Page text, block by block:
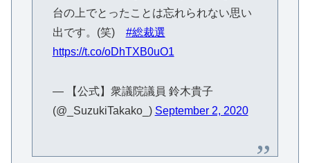
台の上でとったことは忘れられない思い
出です。(笑) #総裁選
https://t.co/oDhTXB0uO1
— 【公式】衆議院議員 鈴木貴子
(@_SuzukiTakako_) September 2, 2020